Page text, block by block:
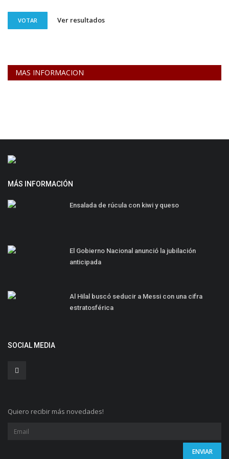
VOTAR Ver resultados
MAS INFORMACION
MÁS INFORMACIÓN
Ensalada de rúcula con kiwi y queso
El Gobierno Nacional anunció la jubilación
anticipada⠀
Al Hilal buscó seducir a Messi con una cifra
estratosférica
SOCIAL MEDIA
Quiero recibir más novedades!